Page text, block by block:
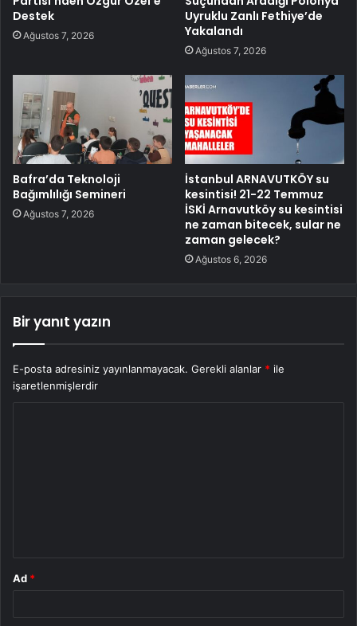
Destek
Ağustos 7, 2026
Uyruklu Zanlı Fethiye’de
Yakalandı
Ağustos 7, 2026
Bafra’da Teknoloji
Bağımlılığı Semineri
Ağustos 7, 2026
İstanbul ARNAVUTKÖY su
kesintisi! 21-22 Temmuz
İSKİ Arnavutköy su kesintisi
ne zaman bitecek, sular ne
zaman gelecek?
Ağustos 6, 2026
Bir yanıt yazın
E-posta adresiniz yayınlanmayacak. Gerekli alanlar * ile
işaretlenmişlerdir
Ad *